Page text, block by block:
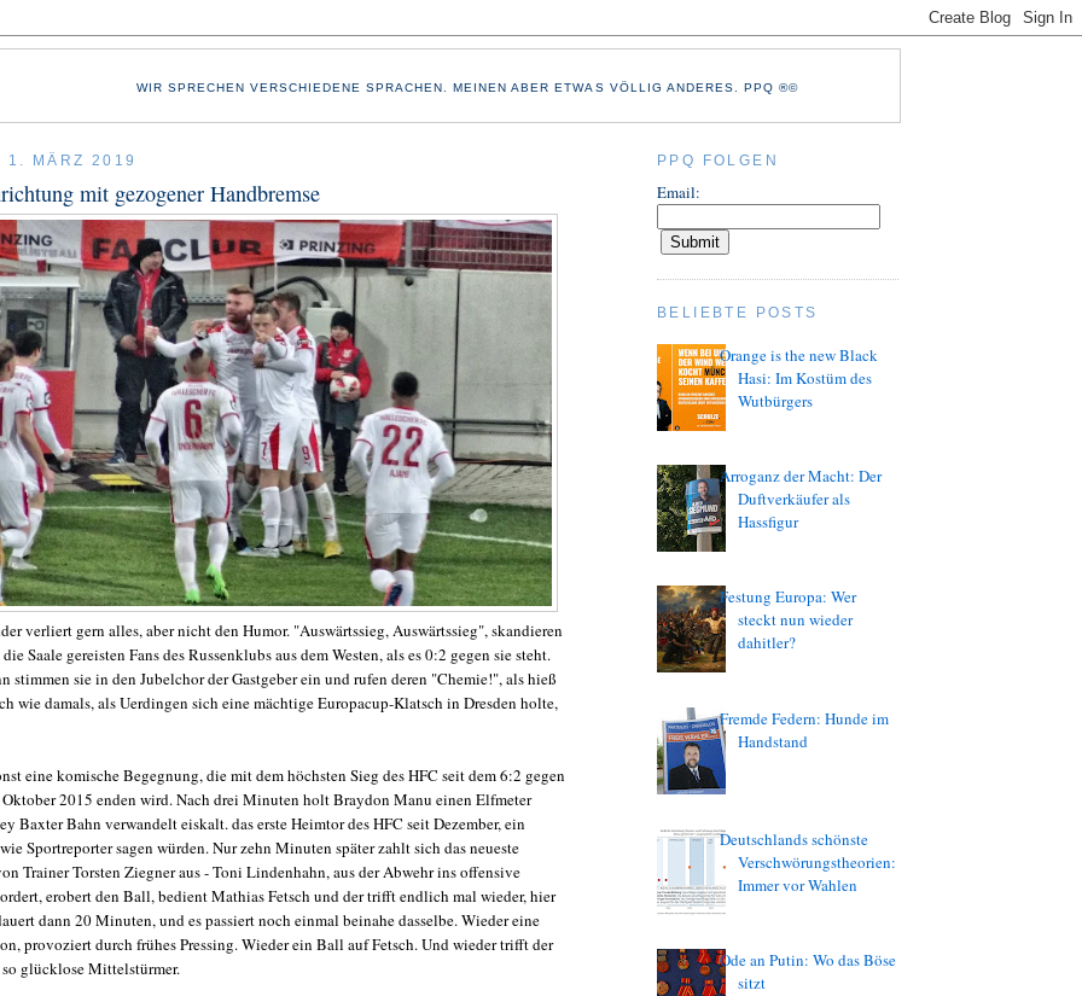
WIR SPRECHEN VERSCHIEDENE SPRACHEN. MEINEN ABER ETWAS VÖLLIG ANDERES. PPQ ®©
1. MÄRZ 2019
mit gezogener Handbremse
verliert gern alles, aber nicht den Humor. "Auswärtssieg, Auswärtssieg", skandieren
Saale gereisten Fans des Russenklubs aus dem Westen, als es 0:2 gegen sie steht.
stimmen sie in den Jubelchor der Gastgeber ein und rufen deren "Chemie!", als hieß
wie damals, als Uerdingen sich eine mächtige Europacup-Klatsch in Dresden holte,
eine komische Begegnung, die mit dem höchsten Sieg des HFC seit dem 6:2 gegen
2015 enden wird. Nach drei Minuten holt Braydon Manu einen Elfmeter
Baxter Bahn verwandelt eiskalt. das erste Heimtor des HFC seit Dezember, ein
Sportreporter sagen würden. Nur zehn Minuten später zahlt sich das neueste
Trainer Torsten Ziegner aus - Toni Lindenhahn, aus der Abwehr ins offensive
erobert den Ball, bedient Mathias Fetsch und der trifft endlich mal wieder, hier
dann 20 Minuten, und es passiert noch einmal beinahe dasselbe. Wieder eine
provoziert durch frühes Pressing. Wieder ein Ball auf Fetsch. Und wieder trifft der
glücklose Mittelstürmer.
PPQ FOLGEN
Email:
BELIEBTE POSTS
Orange is the new Black
Hasi: Im Kostüm des
Wutbürgers
Arroganz der Macht: Der
Duftverkäufer als
Hassfigur
Festung Europa: Wer
steckt nun wieder
dahitler?
Fremde Federn: Hunde im
Handstand
Deutschlands schönste
Verschwörungstheorien:
Immer vor Wahlen
Ode an Putin: Wo das Böse
sitzt